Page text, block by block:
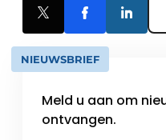
NIEUWSBRIEF
Meld u aan om
ontvangen.